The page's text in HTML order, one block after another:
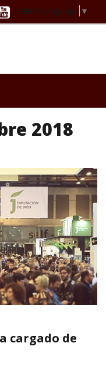
Select Language ▼
2018
cargado de